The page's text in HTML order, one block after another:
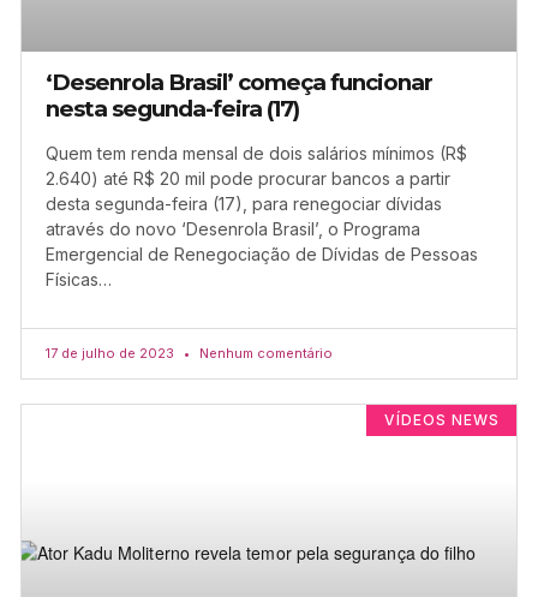
‘Desenrola Brasil’ começa funcionar
nesta segunda-feira (17)
Quem tem renda mensal de dois salários mínimos (R$
2.640) até R$ 20 mil pode procurar bancos a partir
desta segunda-feira (17), para renegociar dívidas
através do novo ‘Desenrola Brasil’, o Programa
Emergencial de Renegociação de Dívidas de Pessoas
Físicas…
17 de julho de 2023 Nenhum comentário
VÍDEOS NEWS